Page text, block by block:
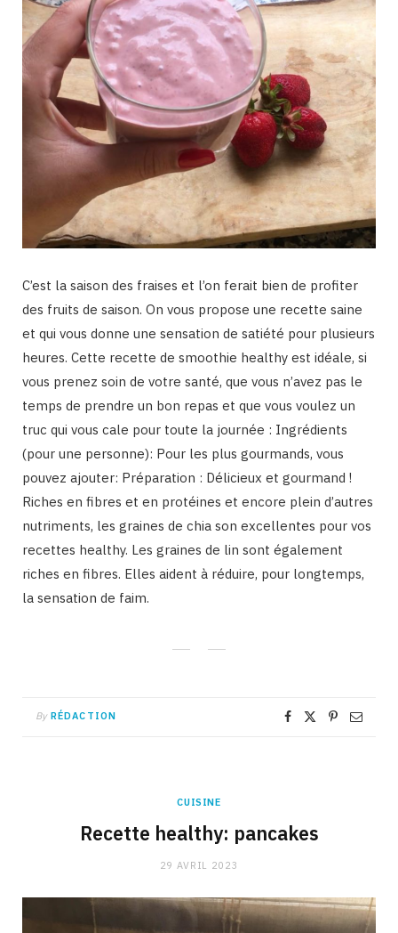
C’est la saison des fraises et l’on ferait bien de profiter
des fruits de saison. On vous propose une recette saine
et qui vous donne une sensation de satiété pour plusieurs
heures. Cette recette de smoothie healthy est idéale, si
vous prenez soin de votre santé, que vous n’avez pas le
temps de prendre un bon repas et que vous voulez un
truc qui vous cale pour toute la journée : Ingrédients
(pour une personne): Pour les plus gourmands, vous
pouvez ajouter: Préparation : Délicieux et gourmand !
Riches en fibres et en protéines et encore plein d’autres
nutriments, les graines de chia son excellentes pour vos
recettes healthy. Les graines de lin sont également
riches en fibres. Elles aident à réduire, pour longtemps,
la sensation de faim.
By RÉDACTION
CUISINE
Recette healthy: pancakes
29 AVRIL 2023